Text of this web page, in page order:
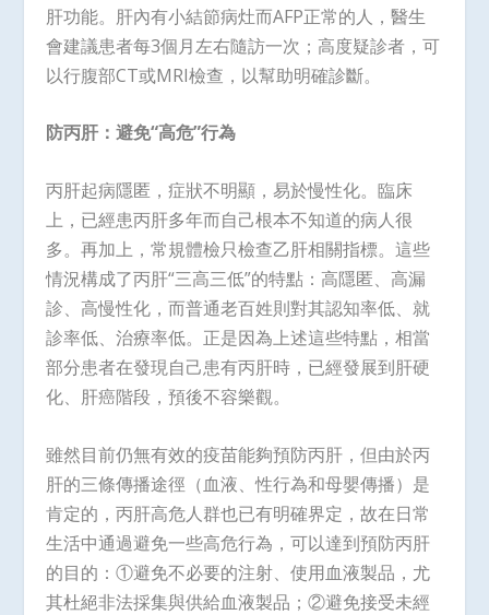
肝功能。肝內有小結節病灶而AFP正常的人，醫生
會建議患者每3個月左右隨訪一次；高度疑診者，可
以行腹部CT或MRI檢查，以幫助明確診斷。
防丙肝：避免“高危”行為
丙肝起病隱匿，症狀不明顯，易於慢性化。臨床
上，已經患丙肝多年而自己根本不知道的病人很
多。再加上，常規體檢只檢查乙肝相關指標。這些
情況構成了丙肝“三高三低”的特點：高隱匿、高漏
診、高慢性化，而普通老百姓則對其認知率低、就
診率低、治療率低。正是因為上述這些特點，相當
部分患者在發現自己患有丙肝時，已經發展到肝硬
化、肝癌階段，預後不容樂觀。
雖然目前仍無有效的疫苗能夠預防丙肝，但由於丙
肝的三條傳播途徑（血液、性行為和母嬰傳播）是
肯定的，丙肝高危人群也已有明確界定，故在日常
生活中通過避免一些高危行為，可以達到預防丙肝
的目的：①避免不必要的注射、使用血液製品，尤
其杜絕非法採集與供給血液製品；②避免接受未經